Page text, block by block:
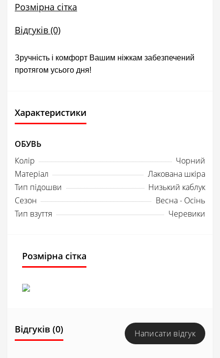
Розмірна сітка
Відгуків (0)
Зручність і комфорт Вашим ніжкам забезпечений
протягом усього дня!
Характеристики
ОБУВЬ
Колір
Чорний
Матеріал
Лакована шкіра
Тип підошви
Низький каблук
Сезон
Весна - Осінь
Тип взуття
Черевики
Розмірна сітка
Відгуків (0) Написати відгук